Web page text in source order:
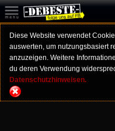
Diese Website verwendet
auswerten, um nutzungsbasiert
anzuzeigen. Weitere
du deren Verwendung
Datenschutzhinweisen.